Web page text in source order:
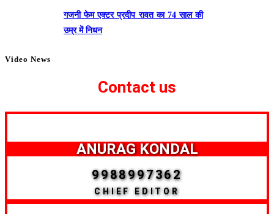
गजनी फेम एक्टर प्रदीप रावत का 74 साल की
उम्र में निधन
Video News
Contact us
ANURAG KONDAL
9988997362
CHIEF EDITOR